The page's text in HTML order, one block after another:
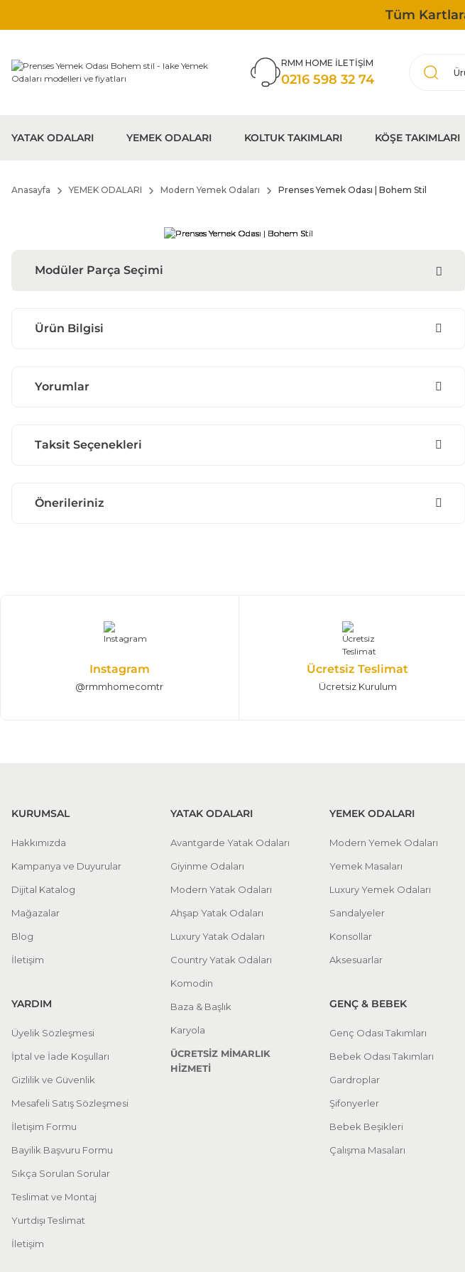
Tüm
RMM HOME İLETİŞİM
0216 598 32 74
YATAK ODALARI YEMEK ODALARI KOLTUK TAKIMLARI KÖŞE TAKIMLARI
Anasayfa YEMEK ODALARI Modern Yemek Odaları Prenses Yemek Odası | Bohem Stil
Modüler Parça Seçimi
Ürün Bilgisi
Yorumlar
Taksit Seçenekleri
Önerileriniz
Instagram
@rmmhomecomtr
Ücretsiz Teslimat
Ücretsiz Kurulum
KURUMSAL
Hakkımızda
Kampanya ve Duyurular
Dijital Katalog
Mağazalar
Blog
İletişim
YARDIM
Üyelik Sözleşmesi
İptal ve İade Koşulları
Gizlilik ve Güvenlik
Mesafeli Satış Sözleşmesi
İletişim Formu
Bayilik Başvuru Formu
Sıkça Sorulan Sorular
Teslimat ve Montaj
Yurtdışı Teslimat
İletişim
YATAK ODALARI
Avantgarde Yatak Odaları
Giyinme Odaları
Modern Yatak Odaları
Ahşap Yatak Odaları
Luxury Yatak Odaları
Country Yatak Odaları
Komodin
Baza & Başlık
Karyola
ÜCRETSİZ MİMARLIK
HİZMETİ
YEMEK ODALARI
Modern Yemek Odaları
Yemek Masaları
Luxury Yemek Odaları
Sandalyeler
Konsollar
Aksesuarlar
GENÇ & BEBEK
Genç Odası Takımları
Bebek Odası Takımları
Gardroplar
Şifonyerler
Bebek Beşikleri
Çalışma Masaları